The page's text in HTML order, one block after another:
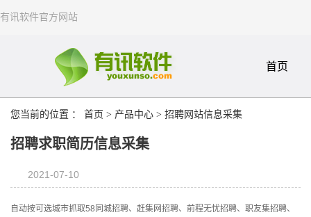
有讯软件官方网站
首页
您当前的位置 ： 首页 > 产品中心 > 招聘网站信息采集
招聘求职简历信息采集
2021-07-10
自动按可选城市抓取58同城招聘、赶集网招聘、前程无忧招聘、职友集招聘、